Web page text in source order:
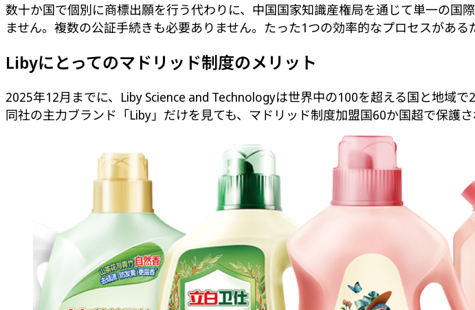
数十か国で個別に商標出願を行う代わりに、中国国家知識産権局を通じて単一の
ません。複数の公証手続きも必要ありません。たった1つの効率的なプロセスがある
Libyにとってのマドリッド制度のメリット
2025年12月までに、Liby Science and Technologyは世界中の100を超える国と地域
同社の主力ブランド「Liby」だけを見ても、マドリッド制度加盟国60か国超で保護さ